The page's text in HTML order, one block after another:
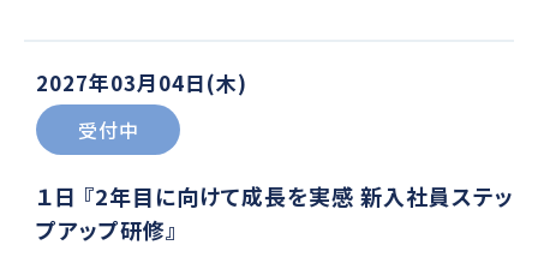
2027年03月04日(木)
受付中
１日 『2年目に向けて成長を実感 新入社員ステッ
プアップ研修』